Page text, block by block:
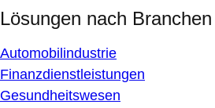
Lösungen nach Branchen
Automobilindustrie
Finanzdienstleistungen
Gesundheitswesen